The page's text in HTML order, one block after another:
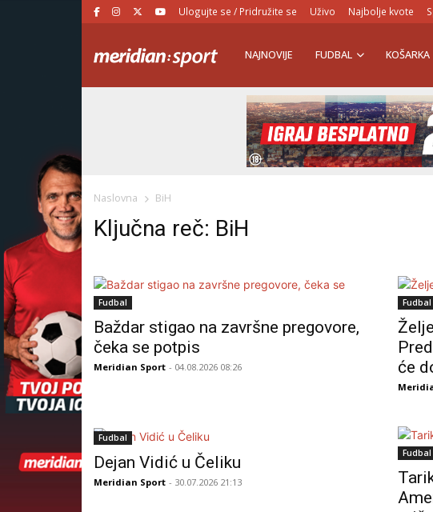
Ulogujte se / Pridružite se Uživo Najbolje kvote
NAJNOVIJE FUDBAL KOŠARKA
Naslovna BiH
Ključna reč: BiH
Fudbal
Baždar stigao na završne pregovore,
čeka se potpis
Meridian Sport - 04.08.2026 08:26
Fudbal
će
Fudbal
Dejan Vidić u Čeliku
Meridian Sport - 30.07.2026 21:13
Fudbal